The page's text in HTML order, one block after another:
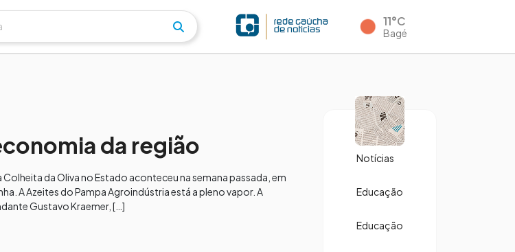
11°C
Bagé
da região
da Oliva no Estado aconteceu na semana passada, em
A Azeites do Pampa Agroindústria está a pleno vapor. A
Gustavo Kraemer, […]
Notícias
Educação
Educação